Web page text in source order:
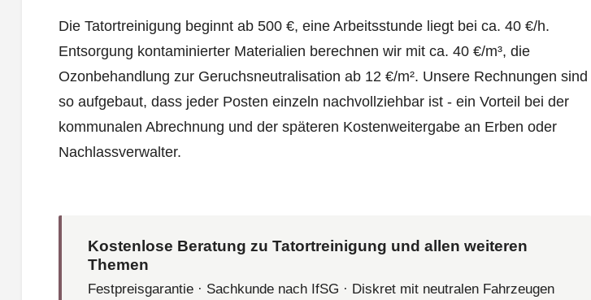
Die Tatortreinigung beginnt ab 500 €, eine Arbeitsstunde liegt bei ca. 40 €/h.
Entsorgung kontaminierter Materialien berechnen wir mit ca. 40 €/m³, die
Ozonbehandlung zur Geruchsneutralisation ab 12 €/m². Unsere Rechnungen sind
so aufgebaut, dass jeder Posten einzeln nachvollziehbar ist - ein Vorteil bei der
kommunalen Abrechnung und der späteren Kostenweitergabe an Erben oder
Nachlassverwalter.
Kostenlose Beratung zu Tatortreinigung und allen weiteren
Themen
Festpreisgarantie · Sachkunde nach IfSG · Diskret mit neutralen Fahrzeugen